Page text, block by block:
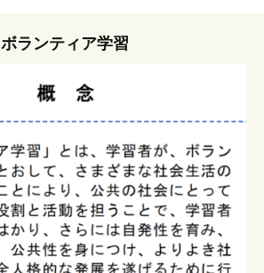
ボランティア学習